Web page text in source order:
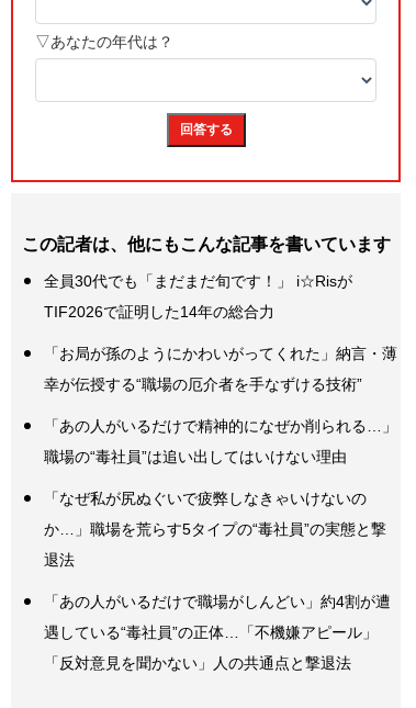
この記者は、他にもこんな記事を書いています
全員30代でも「まだまだ旬です！」 i☆Risが
TIF2026で証明した14年の総合力
「お局が孫のようにかわいがってくれた」納言・薄
幸が伝授する“職場の厄介者を手なずける技術”
「あの人がいるだけで精神的になぜか削られる…」
職場の“毒社員”は追い出してはいけない理由
「なぜ私が尻ぬぐいで疲弊しなきゃいけないの
か…」職場を荒らす5タイプの“毒社員”の実態と撃
退法
「あの人がいるだけで職場がしんどい」約4割が遭
遇している“毒社員”の正体…「不機嫌アピール」
「反対意見を聞かない」人の共通点と撃退法